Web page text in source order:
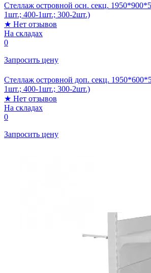
Стеллаж островной осн. секц.
1шт.; 400-1шт.; 300-2шт.)
★ Нет отзывов
На складах
0
Запросить цену
Стеллаж островной доп. секц.
1шт.; 400-1шт.; 300-2шт.)
★ Нет отзывов
На складах
0
Запросить цену